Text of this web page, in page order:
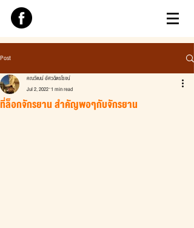
Post
ที่ล็อกจักรยาน สำคัญพอๆกับจักรยาน
คณวัฒน์ อัศวฉัตรโรจน์
Jul 2, 2022 1 min read